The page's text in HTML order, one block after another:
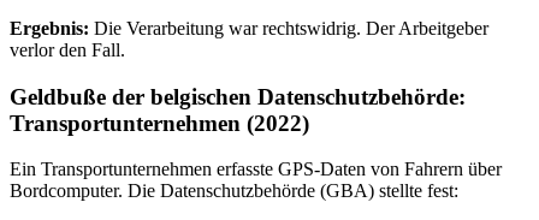
Ergebnis: Die Verarbeitung war rechtswidrig. Der Arbeitgeber
verlor den Fall.
Geldbuße der belgischen Datenschutzbehörde:
Transportunternehmen (2022)
Ein Transportunternehmen erfasste GPS-Daten von Fahrern über
Bordcomputer. Die Datenschutzbehörde (GBA) stellte fest: